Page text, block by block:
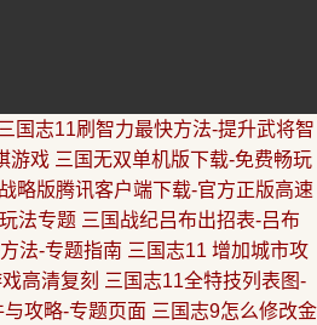
国志11刷智力最快方法-提升武将智
游戏 三国无双单机版下载-免费畅玩
略版腾讯客户端下载-官方正版高速
法专题 三国战纪吕布出招表-吕布
法-专题指南 三国志11 增加城市攻
高清复刻 三国志11全特技列表图-
攻略-专题页面 三国志9怎么修改金